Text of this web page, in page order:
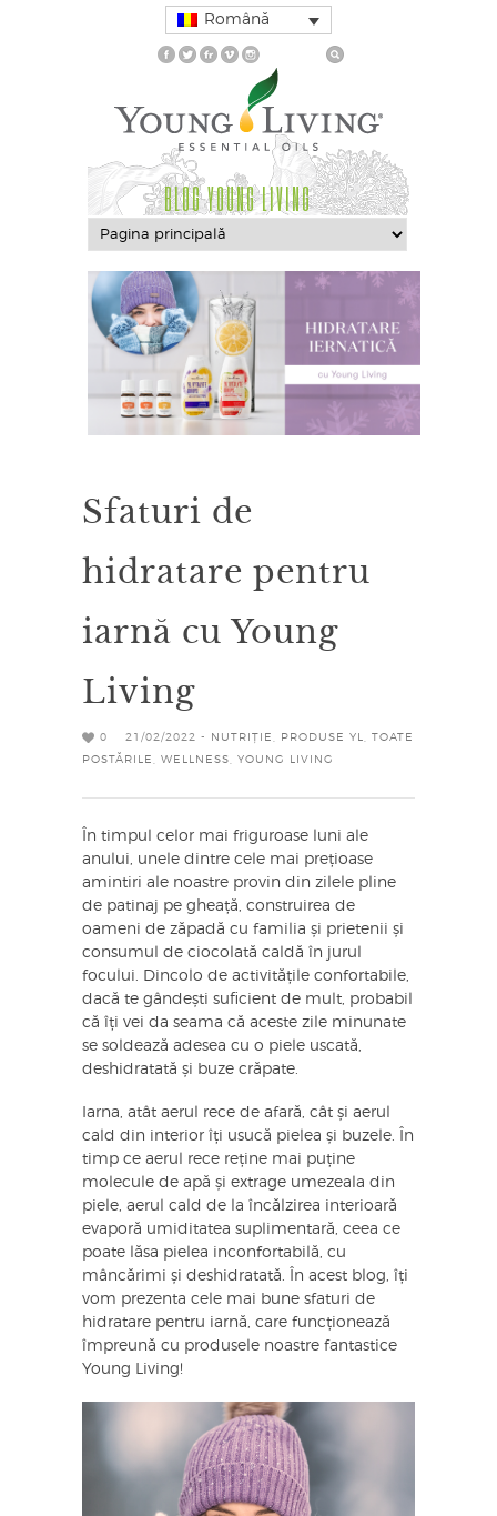
Română
BLOG YOUNG LIVING
Sfaturi de
hidratare pentru
iarnă cu Young
Living
0 21/02/2022 - NUTRIȚIE PRODUSE YL
TOATE
POSTĂRILE
WELLNESS YOUNG LIVING
În timpul celor mai friguroase luni ale
anului, unele dintre cele mai prețioase
amintiri ale noastre provin din zilele pline
de patinaj pe gheață, construirea de
oameni de zăpadă cu familia și prietenii și
consumul de ciocolată caldă în jurul
focului. Dincolo de activitățile confortabile,
dacă te gândești suficient de mult, probabil
că îți vei da seama că aceste zile minunate
se soldează adesea cu o piele uscată,
deshidratată și buze crăpate.
Iarna, atât aerul rece de afară, cât și aerul
cald din interior îți usucă pielea și buzele. În
timp ce aerul rece reține mai puține
molecule de apă și extrage umezeala din
piele, aerul cald de la încălzirea interioară
evaporă umiditatea suplimentară, ceea ce
poate lăsa pielea inconfortabilă, cu
mâncărimi și deshidratată. În acest blog, îți
vom prezenta cele mai bune sfaturi de
hidratare pentru iarnă, care funcționează
împreună cu produsele noastre fantastice
Young Living!